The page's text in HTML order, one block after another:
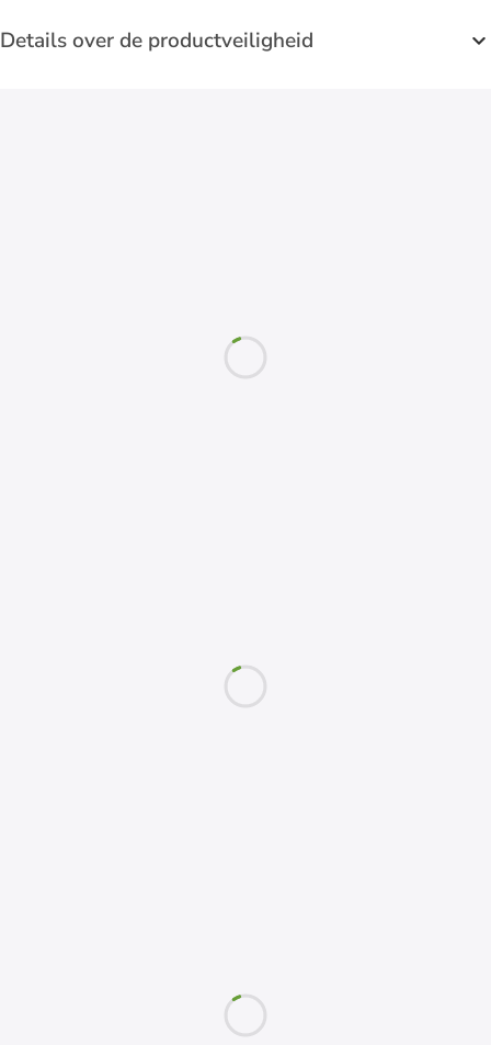
Details over de productveiligheid